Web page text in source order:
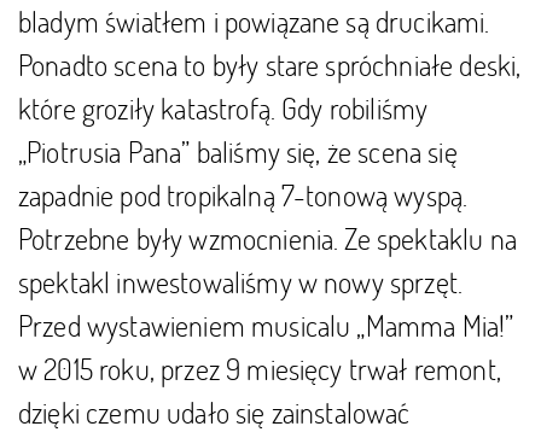
bladym światłem i powiązane są drucikami.
Ponadto scena to były stare spróchniałe deski,
które groziły katastrofą. Gdy robiliśmy
„Piotrusia Pana” baliśmy się, że scena się
zapadnie pod tropikalną 7-tonową wyspą.
Potrzebne były wzmocnienia. Ze spektaklu na
spektakl inwestowaliśmy w nowy sprzęt.
Przed wystawieniem musicalu „Mamma Mia!”
w 2015 roku, przez 9 miesięcy trwał remont,
dzięki czemu udało się zainstalować